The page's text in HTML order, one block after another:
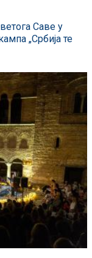
Саве у
„Србија те